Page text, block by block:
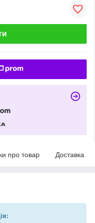
про товар Доставка